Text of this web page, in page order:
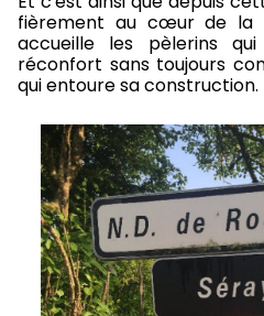
fièrement au cœur de la
accueille les pèlerins
réconfort sans toujours
qui entoure sa construction.